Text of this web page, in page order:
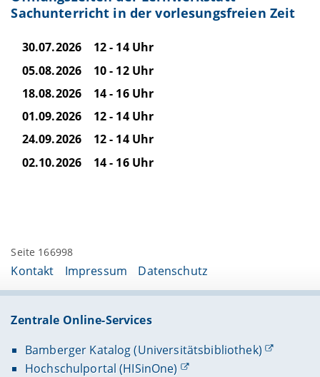
Sachunterricht in der vorlesungsfreien Zeit
30.07.2026 12 - 14 Uhr
05.08.2026 10 - 12 Uhr
18.08.2026 14 - 16 Uhr
01.09.2026 12 - 14 Uhr
24.09.2026 12 - 14 Uhr
02.10.2026 14 - 16 Uhr
Seite 166998
Kontakt Impressum Datenschutz
Zentrale Online-Services
Bamberger Katalog (Universitätsbibliothek)
Hochschulportal (HISinOne)